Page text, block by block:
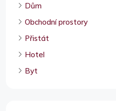
Dům
Obchodní prostory
Přistát
Hotel
Byt